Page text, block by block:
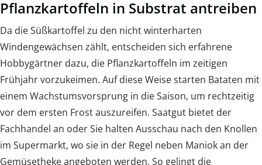
Pflanzkartoffeln in Substrat antreiben
Da die Süßkartoffel zu den nicht winterharten
Windengewächsen zählt, entscheiden sich erfahrene
Hobbygärtner dazu, die Pflanzkartoffeln im zeitigen
Frühjahr vorzukeimen. Auf diese Weise starten Bataten mit
einem Wachstumsvorsprung in die Saison, um rechtzeitig
vor dem ersten Frost auszureifen. Saatgut bietet der
Fachhandel an oder Sie halten Ausschau nach den Knollen
im Supermarkt, wo sie in der Regel neben Maniok an der
Gemüsetheke angeboten werden. So gelingt die